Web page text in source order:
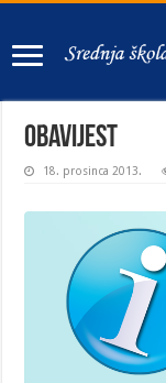
Obavijest
18. prosinca 2013.